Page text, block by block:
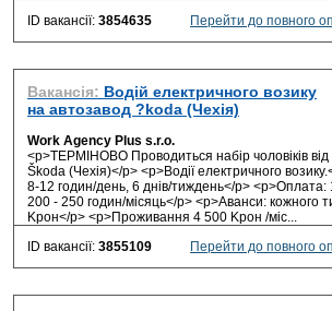
ID вакансії: 3854635 Перейти до повного
Вакансія: Водій електричного возику
на автозавод ?koda (Чехія)
Work Agency Plus s.r.o.
<p>ТЕРМІНОВО Проводиться набір чоловіків
Škoda (Чехія)</p> <p>Водії електричного
8-12 годин/день, 6 днів/тиждень</p> <p>Оплата:
200 - 250 годин/місяць</p> <p>Аванси: кожного
Kрон</p> <p>Проживання 4 500 Kрон /міс...
ID вакансії: 3855109 Перейти до повного